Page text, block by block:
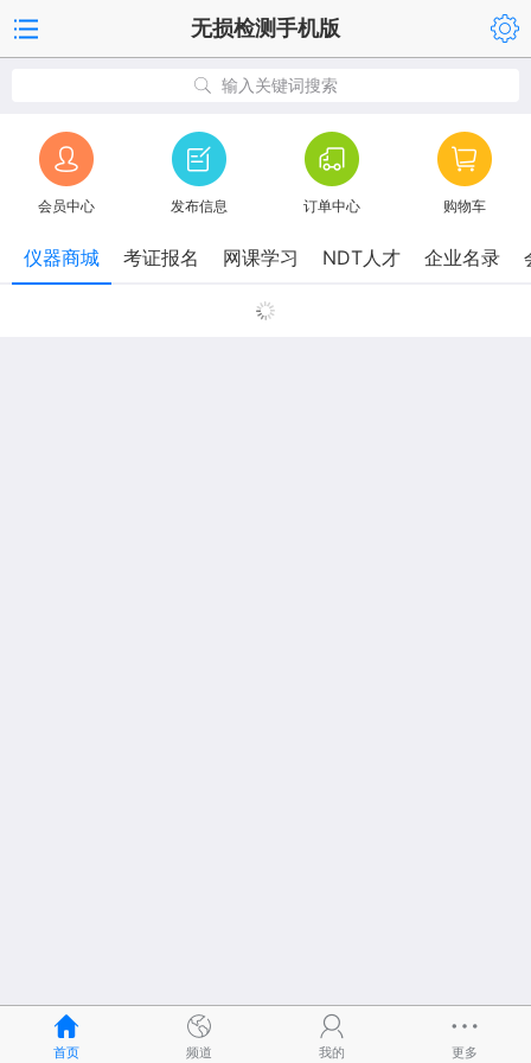
无损检测手机版
输入关键词搜索
会员中心 发布信息 订单中心 购物车
仪器商城 考证报名 网课学习 NDT人才 企业名录
首页 频道 我的 更多